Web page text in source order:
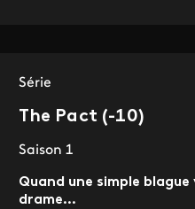
Série
The Pact (-10)
Saison 1
Quand une simple blague
drame...